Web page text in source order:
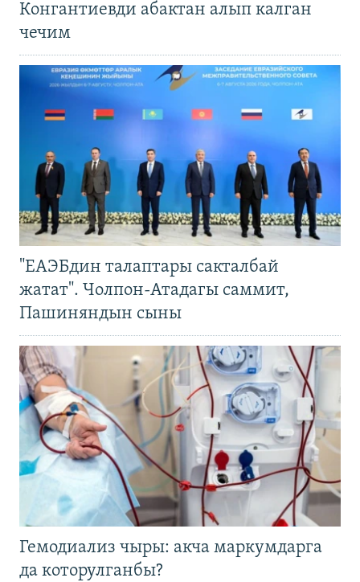
Конгантиевди абактан алып калган
чечим
"ЕАЭБдин талаптары сакталбай
жатат". Чолпон-Атадагы саммит,
Пашиняндын сыны
Гемодиализ чыры: акча маркумдарга
да которулганбы?